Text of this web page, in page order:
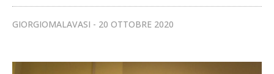
GIORGIOMALAVASI 20 OTTOBRE 2020